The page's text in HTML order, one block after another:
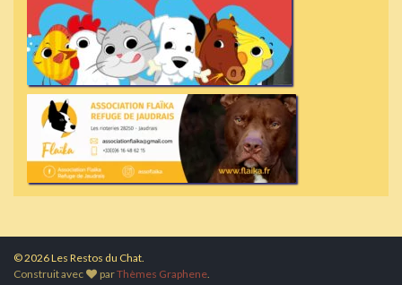
© 2026 Les Restos du Chat.
Construit avec
parThèmes Graphene